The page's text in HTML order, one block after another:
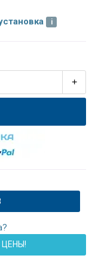
+
ЦЕНЫ!